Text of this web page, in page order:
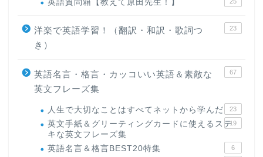
英語質問箱【教えて原田先生！】
洋楽で英語学習！（翻訳・和訳・歌詞つ
き）
23
英語名言・格言・カッコいい英語＆素敵な
英文フレーズ集
67
人生で大切なことはすべてネットから学んだ 23
英文手紙＆グリーティングカードに使えるステ
キな英文フレーズ集
19
英語名言＆格言BEST20特集 6